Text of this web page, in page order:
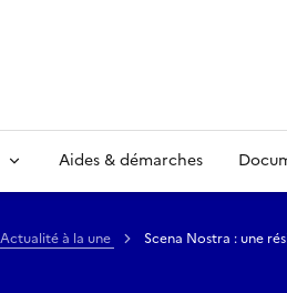
Aides & démarches
Actualité à la une Scena Nostra : une